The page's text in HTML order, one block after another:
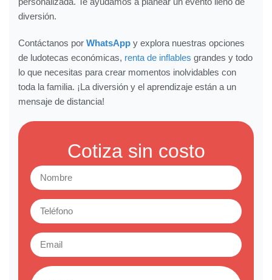
diversión.
Contáctanos por WhatsApp y explora nuestras opciones
de ludotecas económicas, renta de inflables grandes y todo
lo que necesitas para crear momentos inolvidables con
toda la familia. ¡La diversión y el aprendizaje están a un
mensaje de distancia!
Cotiza sin costo